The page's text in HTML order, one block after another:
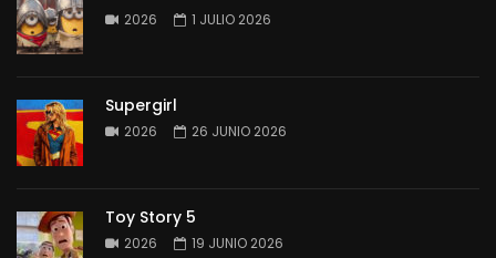
2026 1 JULIO 2026
Supergirl
2026 26 JUNIO 2026
Toy Story 5
2026 19 JUNIO 2026